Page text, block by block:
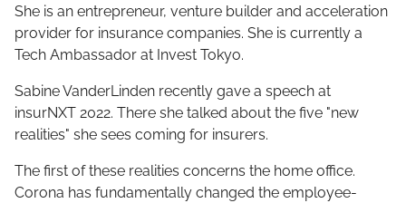
She is an entrepreneur, venture builder and acceleration
provider for insurance companies. She is currently a
Tech Ambassador at Invest Tokyo.
Sabine VanderLinden recently gave a speech at
insurNXT 2022. There she talked about the five "new
realities" she sees coming for insurers.
The first of these realities concerns the home office.
Corona has fundamentally changed the employee-